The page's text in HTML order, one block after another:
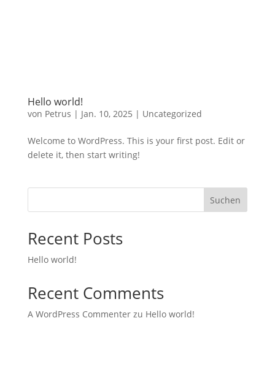
Hello world!
von Petrus | Jan. 10, 2025 | Uncategorized
Welcome to WordPress. This is your first post. Edit or
delete it, then start writing!
Suchen
Recent Posts
Hello world!
Recent Comments
A WordPress Commenterzu Hello world!